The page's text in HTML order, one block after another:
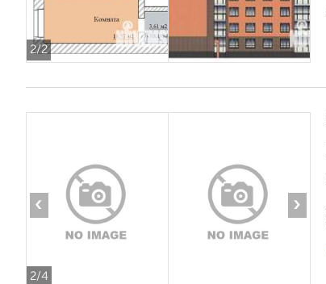
2/2
2/4
‹ ›